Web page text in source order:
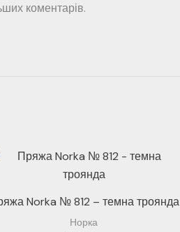
коментарів.
Norka № 812 – темна троянда
Норка